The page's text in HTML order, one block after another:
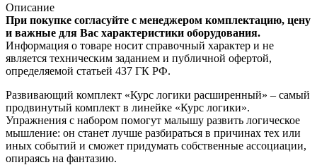
Описание
При покупке согласуйте с менеджером комплектацию, цену
и важные для Вас характеристики оборудования.
Информация о товаре носит справочный характер и не
является техническим заданием и публичной офертой,
определяемой статьей 437 ГК РФ.
Развивающий комплект «Курс логики расширенный» – самый
продвинутый комплект в линейке «Курс логики».
Упражнения с набором помогут малышу развить логическое
мышление: он станет лучше разбираться в причинах тех или
иных событий и сможет придумать собственные ассоциации,
опираясь на фантазию.